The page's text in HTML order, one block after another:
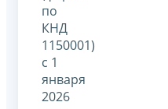
по
КНД
1150001)
с 1
января
2026